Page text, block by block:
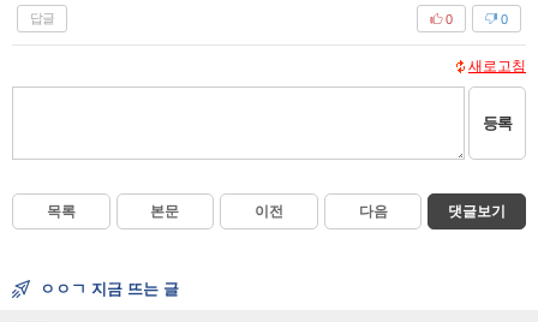
답글 0
0
새로고침
등록
목록 본문 이전 다음 댓글보기
ㅇㅇㄱ 지금 뜨는 글